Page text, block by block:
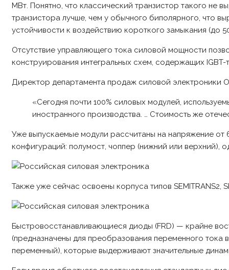
МВт. Понятно, что классический транзистор такого не
транзистора лучше, чем у обычного биполярного, что
устойчивости к воздействию короткого замыкания (до
Отсутствие управляющего тока силовой мощности
конструирования интегральных схем, содержащих
Директор департамента продаж силовой электроники
«Сегодня почти 100% силовых модулей,
иностранного производства. … Стоимость же
Уже выпускаемые модули рассчитаны на напряжение
конфигураций: полумост, чоппер (нижний или верхний),
Также уже сейчас освоены корпуса типов SEMITRANS2,
Быстровосстанавливающиеся диоды (FRD) — крайне
(предназначены для преобразования переменного
переменный), которые выдерживают значительные